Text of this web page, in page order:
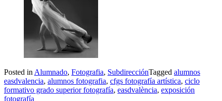
Posted inAlumnado, Fotografia, SubdirecciónTagged alumnos
easdvalencia, alumnos fotografia, cfgs fotografía artística, ciclo
formativo grado superior fotografía, easdvalència, exposición
fotografía